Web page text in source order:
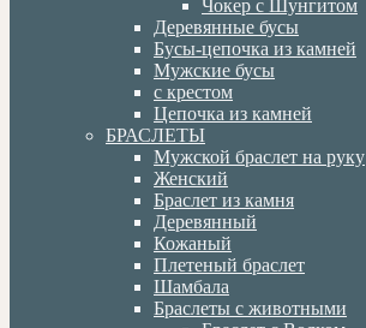
Чокер с Шунгитом
Деревянные бусы
Бусы-цепочка из камней
Мужские бусы
с крестом
Цепочка из камней
БРАСЛЕТЫ
Мужской браслет на руку
Женский
Браслет из камня
Деревянный
Кожаный
Плетеный браслет
Шамбала
Браслеты с животными